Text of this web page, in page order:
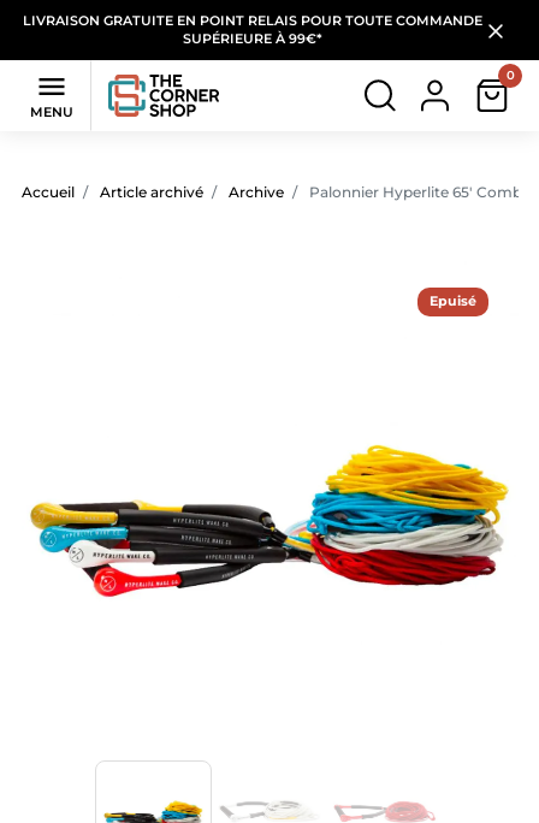
LIVRAISON GRATUITE EN POINT RELAIS POUR TOUTE COMMANDE
SUPÉRIEURE À 99€*

MENU
0
Accueil Article archivé Archive Palonnier Hyperlite 65' Combo
Epuisé